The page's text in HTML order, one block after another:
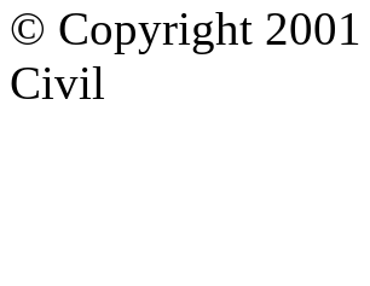
© Copyright 2001
Civil